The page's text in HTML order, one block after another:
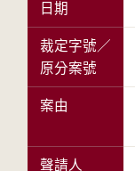
日期
裁定字號／
原分案號
案由
聲請人